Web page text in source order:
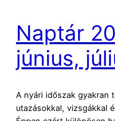
Naptár
június,
A nyári időszak gyakran
utazásokkal, vizsgákkal